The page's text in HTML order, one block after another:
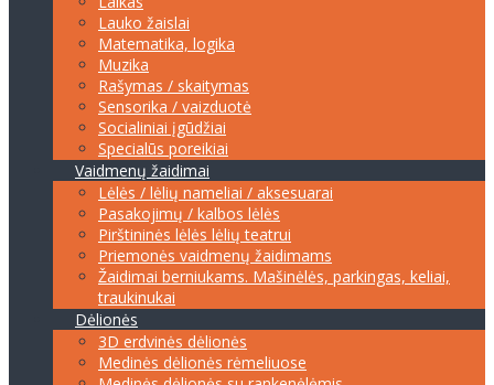
Lauko žaislai
Matematika, logika
Muzika
Rašymas / skaitymas
Sensorika / vaizduotė
Socialiniai įgūdžiai
Specialūs poreikiai
Vaidmenų žaidimai
Lėlės / lėlių nameliai / aksesuarai
Pasakojimų / kalbos lėlės
Pirštininės lėlės lėlių teatrui
Priemonės vaidmenų žaidimams
Žaidimai berniukams. Mašinėlės, parkingas, keliai,
traukinukai
Dėlionės
3D erdvinės dėlionės
Medinės dėlionės rėmeliuose